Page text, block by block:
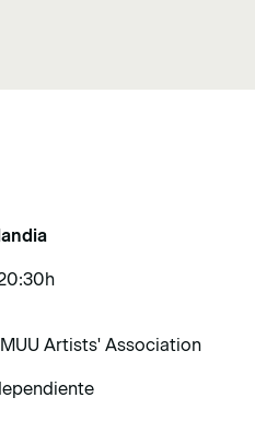
Artists' Association